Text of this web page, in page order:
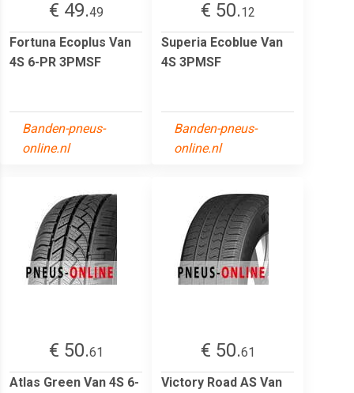
€ 49.49
Fortuna Ecoplus Van
4S 6-PR 3PMSF
Banden-pneus-
online.nl
€ 50.12
Superia Ecoblue Van
4S 3PMSF
Banden-pneus-
online.nl
€ 50.61
Atlas Green Van 4S 6-
€ 50.61
Victory Road AS Van